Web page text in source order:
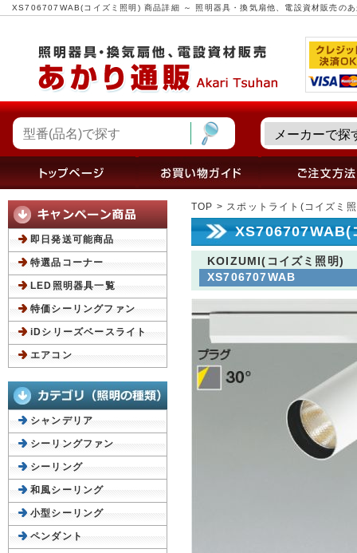
XS706707WAB(コイズミ照明) 商品詳細 ～ 照明器具・換気扇他、電設資材販売の
TOP > スポットライト(コイズミ
XS706707WAB(
KOIZUMI(コイズミ照明)
XS706707WAB
即日発送可能商品
特選品コーナー
LED照明器具一覧
特価シーリングファン
iDシリーズベースライト
エアコン
シャンデリア
シーリングファン
シーリング
和風シーリング
小型シーリング
ペンダント